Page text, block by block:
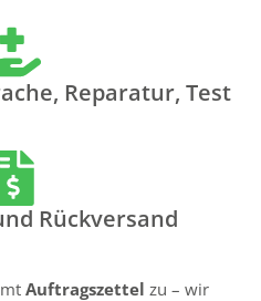
Reparatur, Test
Rückversand
Auftragszettel zu – wir